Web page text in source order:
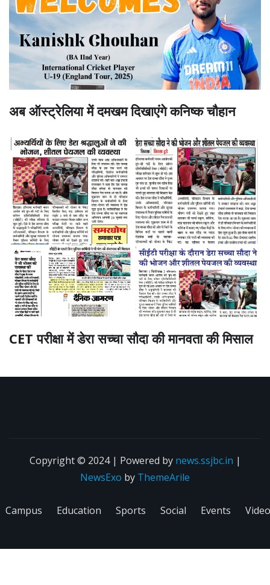
अब ऑस्ट्रेलिया में दमखम दिखाएंगे कनिष्क चौहान
CET परीक्षा में डेरा सच्चा सौदा की मानवता की मिसाल
Copyright © 2024 | Powered by news.ssjbc.in |
NewsExo by ThemeArile
Campus Education Sports Social Events Video